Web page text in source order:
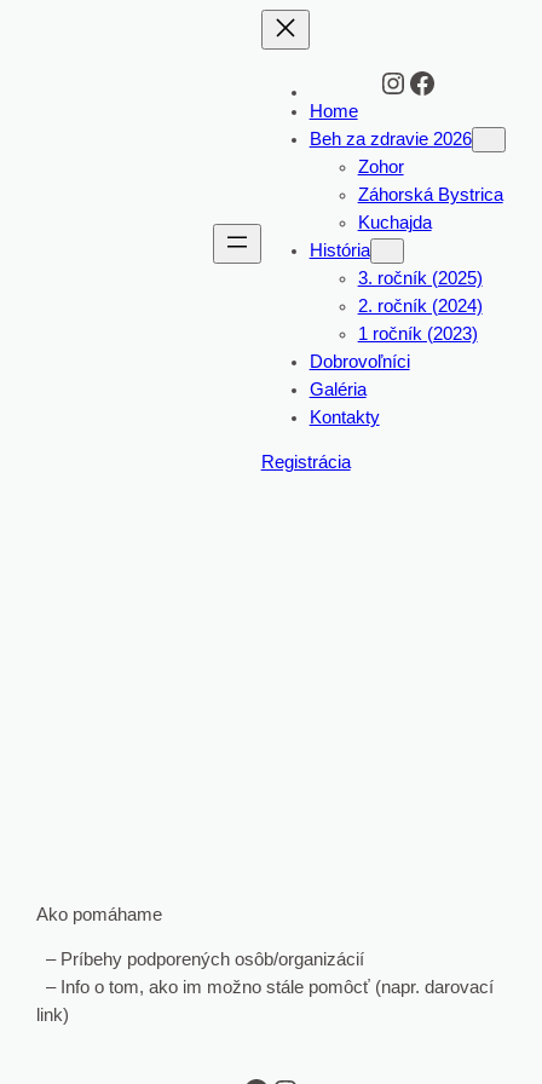
Instagram Facebook
Home
Beh za zdravie 2026
Zohor
Záhorská Bystrica
Kuchajda
História
3. ročník (2025)
2. ročník (2024)
1 ročník (2023)
Dobrovoľníci
Galéria
Kontakty
Registrácia
Ako pomáhame
– Príbehy podporených osôb/organizácií
– Info o tom, ako im možno stále pomôcť (napr. darovací
link)